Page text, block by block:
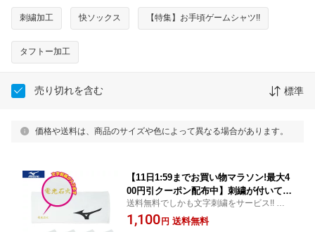
刺繍加工 快ソックス 【特集】お手頃ゲームシャツ!!
タフトー加工
売り切れを含む 標準
価格や送料は、商品のサイズや色によって異なる場合があります。
【11日1:59までお買い物マラソン!最大4
00円引クーポン配布中】刺繍が付いてこ
のお値段!!ミズノ 文字刺しゅうが入る
フェイスタオル スポーツタオル 記念
送料無料でしかも文字刺繍をサービス!! 卒
団・卒業記念の贈り物に最適 横85cmx縦35
cm
1,100円 送料無料